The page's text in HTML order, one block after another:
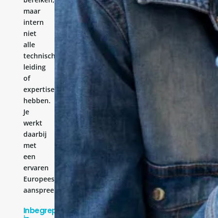
maar
intern
niet
alle
technische
leiding
of
expertise
hebben.
Je
werkt
daarbij
met
een
ervaren
Europees
aanspreekpunt.
Inbegrepen